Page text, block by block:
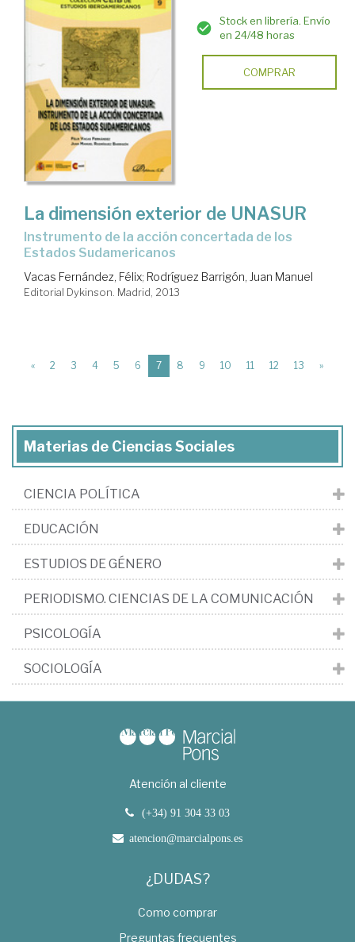
Stock en librería. Envío
en 24/48 horas
COMPRAR
La dimensión exterior de UNASUR
instrumento de la acción concertada de los
Estados Sudamericanos
Vacas Fernández, Félix; Rodríguez Barrigón, Juan Manuel
Editorial Dykinson. Madrid, 2013
« 2 3 4 5 6 7(current)
8 9 10 11 12 13 »
Materias de Ciencias Sociales
CIENCIA POLÍTICA
EDUCACIÓN
ESTUDIOS DE GÉNERO
PERIODISMO. CIENCIAS DE LA COMUNICACIÓN
PSICOLOGÍA
SOCIOLOGÍA
Atención al cliente
(+34) 91 304 33 03
atencion@marcialpons.es
¿DUDAS?
Como comprar
Preguntas frecuentes